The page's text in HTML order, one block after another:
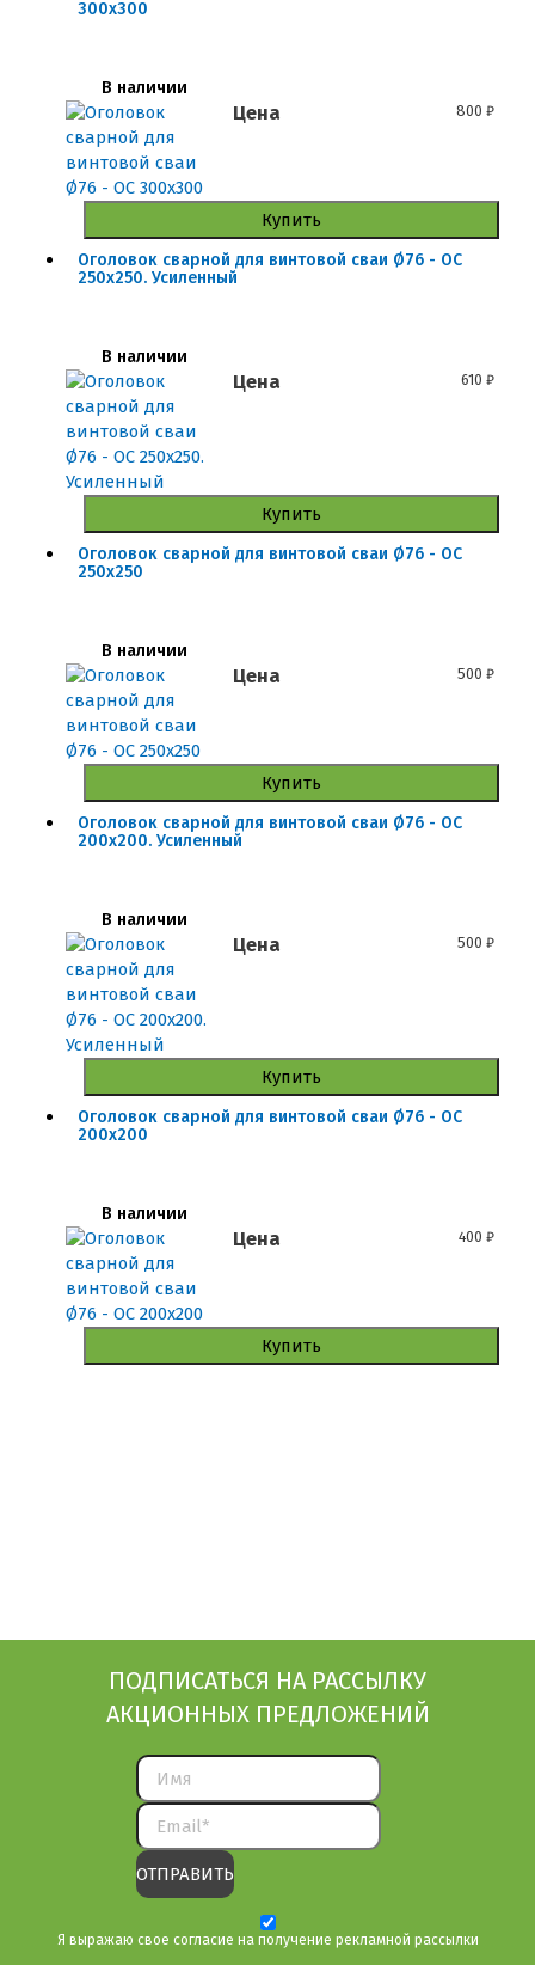
300x300
В наличии
Цена 800₽
Купить
Оголовок сварной для винтовой сваи Ø76 - ОС
250x250. Усиленный
В наличии
Цена 610₽
Купить
Оголовок сварной для винтовой сваи Ø76 - ОС
250x250
В наличии
Цена 500₽
Купить
Оголовок сварной для винтовой сваи Ø76 - ОС
200x200. Усиленный
В наличии
Цена 500₽
Купить
Оголовок сварной для винтовой сваи Ø76 - ОС
200x200
В наличии
Цена 400₽
Купить
ПОДПИСАТЬСЯ НА РАССЫЛКУ
АКЦИОННЫХ ПРЕДЛОЖЕНИЙ
Я выражаю свое согласие на получение рекламной рассылки